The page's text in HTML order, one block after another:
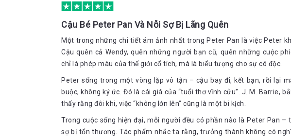
Cậu Bé Peter Pan Và Nỗi Sợ Bị Lãng Quên
Một trong những chi tiết ám ảnh nhất trong Peter Pan là việc Peter
Cậu quên cả Wendy, quên những người bạn cũ, quên những cuộc
chỉ là phép màu của thế giới cổ tích, mà là biểu tượng cho sự cô độc.
Peter sống trong một vòng lặp vô tận – cậu bay đi, kết bạn, rồi lại
buộc, không ký ức. Đó là cái giá của “tuổi thơ vĩnh cửu”. J. M. Barrie,
thấy rằng đôi khi, việc “không lớn lên” cũng là một bi kịch.
Trong cuộc sống hiện đại, mỗi người đều có phần nào là Peter Pan
sợ bị tổn thương. Tác phẩm nhắc ta rằng, trưởng thành không có